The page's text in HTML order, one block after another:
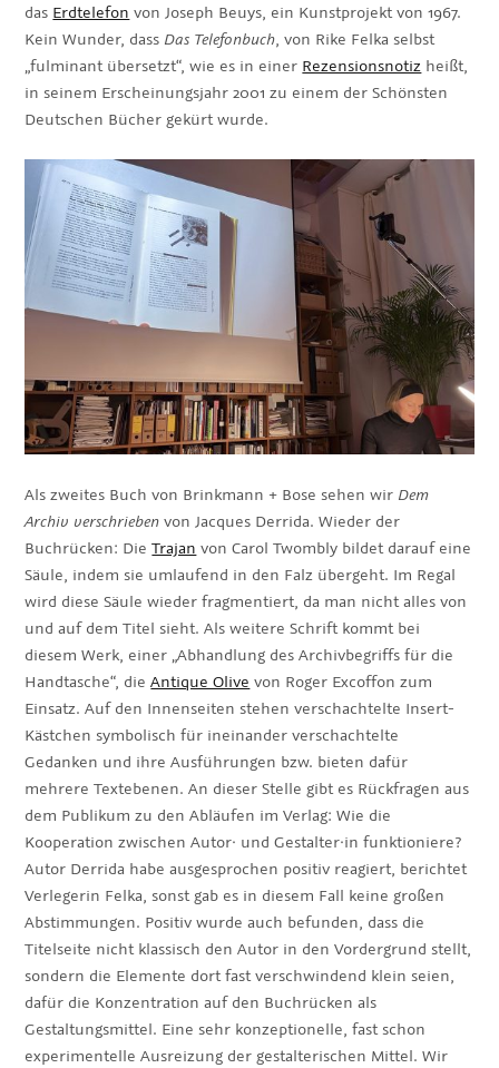
das Erdtelefon von Joseph Beuys, ein Kunstprojekt von 1967.
Kein Wunder, dass Das Telefonbuch, von Rike Felka selbst
„fulminant übersetzt“, wie es in einer Rezensionsnotiz heißt,
in seinem Erscheinungsjahr 2001 zu einem der Schönsten
Deutschen Bücher gekürt wurde.
Als zweites Buch von Brinkmann + Bose sehen wir Dem
Archiv verschrieben von Jacques Derrida. Wieder der
Buchrücken: DieTrajan von Carol Twombly bildet darauf eine
Säule, indem sie umlaufend in den Falz übergeht. Im Regal
wird diese Säule wieder fragmentiert, da man nicht alles von
und auf dem Titel sieht. Als weitere Schrift kommt bei
diesem Werk, einer „Abhandlung des Archivbegriffs für die
Handtasche“, dieAntique Olive von Roger Excoffon zum
Einsatz. Auf den Innenseiten stehen verschachtelte Insert-
Kästchen symbolisch für ineinander verschachtelte
Gedanken und ihre Ausführungen bzw. bieten dafür
mehrere Textebenen. An dieser Stelle gibt es Rückfragen aus
dem Publikum zu den Abläufen im Verlag: Wie die
Kooperation zwischen Autor· und Gestalter·in funktioniere?
Autor Derrida habe ausgesprochen positiv reagiert, berichtet
Verlegerin Felka, sonst gab es in diesem Fall keine großen
Abstimmungen. Positiv wurde auch befunden, dass die
Titelseite nicht klassisch den Autor in den Vordergrund stellt,
sondern die Elemente dort fast verschwindend klein seien,
dafür die Konzentration auf den Buchrücken als
Gestaltungsmittel. Eine sehr konzeptionelle, fast schon
experimentelle Ausreizung der gestalterischen Mittel. Wir